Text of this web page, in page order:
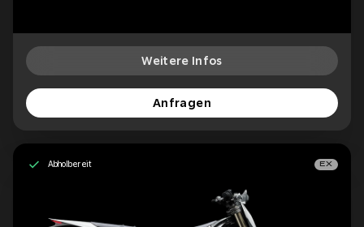
Weitere Infos
Anfragen
Abholbereit EX